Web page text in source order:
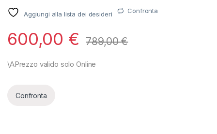
Aggiungi alla lista dei desideri Confronta
600,00 € 789,00€
Confronta